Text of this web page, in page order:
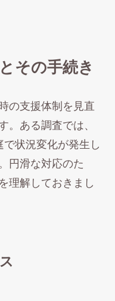
その手続き
の支援体制を見直
。ある調査では、
状況変化が発生し
円滑な対応のた
理解しておきまし